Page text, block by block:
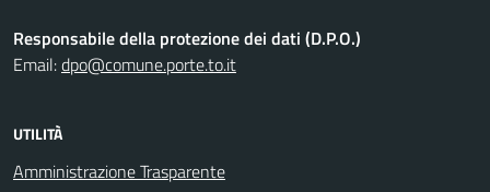
Responsabile della protezione dei dati (D.P.O.)
Email:dpo@comune.porte.to.it
UTILITÀ
Amministrazione Trasparente